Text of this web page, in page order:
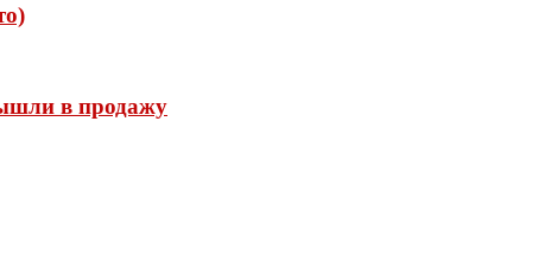
в продажу